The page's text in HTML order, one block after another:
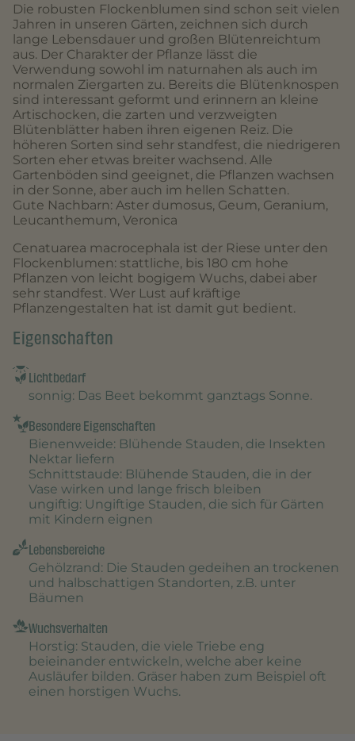
Die robusten Flockenblumen sind schon seit vielen
Jahren in unseren Gärten, zeichnen sich durch
lange Lebensdauer und großen Blütenreichtum
aus. Der Charakter der Pflanze lässt die
Verwendung sowohl im naturnahen als auch im
normalen Ziergarten zu. Bereits die Blütenknospen
sind interessant geformt und erinnern an kleine
Artischocken, die zarten und verzweigten
Blütenblätter haben ihren eigenen Reiz. Die
höheren Sorten sind sehr standfest, die niedrigeren
Sorten eher etwas breiter wachsend. Alle
Gartenböden sind geeignet, die Pflanzen wachsen
in der Sonne, aber auch im hellen Schatten.
Gute Nachbarn: Aster dumosus, Geum, Geranium,
Leucanthemum, Veronica
Cenatuarea macrocephala ist der Riese unter den
Flockenblumen: stattliche, bis 180 cm hohe
Pflanzen von leicht bogigem Wuchs, dabei aber
sehr standfest. Wer Lust auf kräftige
Pflanzengestalten hat ist damit gut bedient.
Eigenschaften
Lichtbedarf
sonnig: Das Beet bekommt ganztags Sonne.
Besondere Eigenschaften
Bienenweide: Blühende Stauden, die Insekten
Nektar liefern
Schnittstaude: Blühende Stauden, die in der
Vase wirken und lange frisch bleiben
ungiftig: Ungiftige Stauden, die sich für Gärten
mit Kindern eignen
Lebensbereiche
Gehölzrand: Die Stauden gedeihen an trockenen
und halbschattigen Standorten, z.B. unter
Bäumen
Wuchsverhalten
Horstig: Stauden, die viele Triebe eng
beieinander entwickeln, welche aber keine
Ausläufer bilden. Gräser haben zum Beispiel oft
einen horstigen Wuchs.